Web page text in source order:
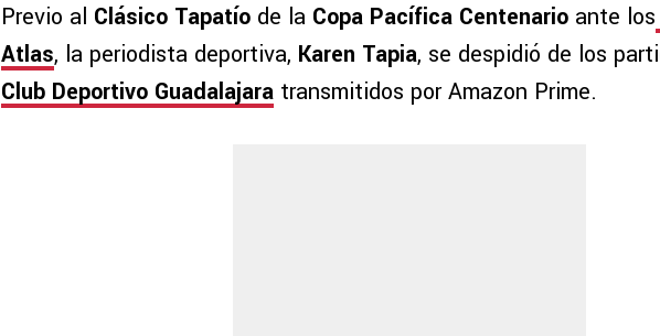
Previo al Clásico Tapatío de la Copa Pacífica Centenario ante los
Atlas, la periodista deportiva, Karen Tapia, se despidió de los
Club Deportivo Guadalajara transmitidos por Amazon Prime.